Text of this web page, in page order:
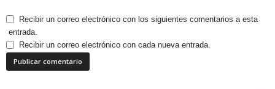
Recibir un correo electrónico con los siguientes comentarios a esta
entrada.
Recibir un correo electrónico con cada nueva entrada.